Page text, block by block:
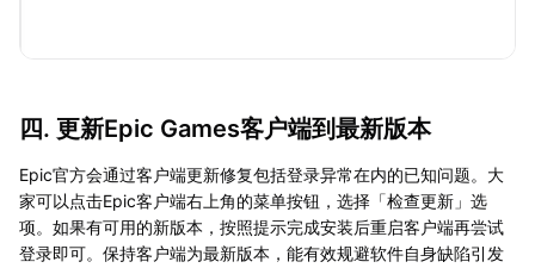
四. 更新Epic Games客户端到最新版本
Epic官方会通过客户端更新修复包括登录异常在内的已知问题。大
家可以点击Epic客户端右上角的菜单按钮，选择「检查更新」选
项。如果有可用的新版本，按照提示完成安装后重启客户端再尝试
登录即可。保持客户端为最新版本，能有效规避软件自身缺陷引发